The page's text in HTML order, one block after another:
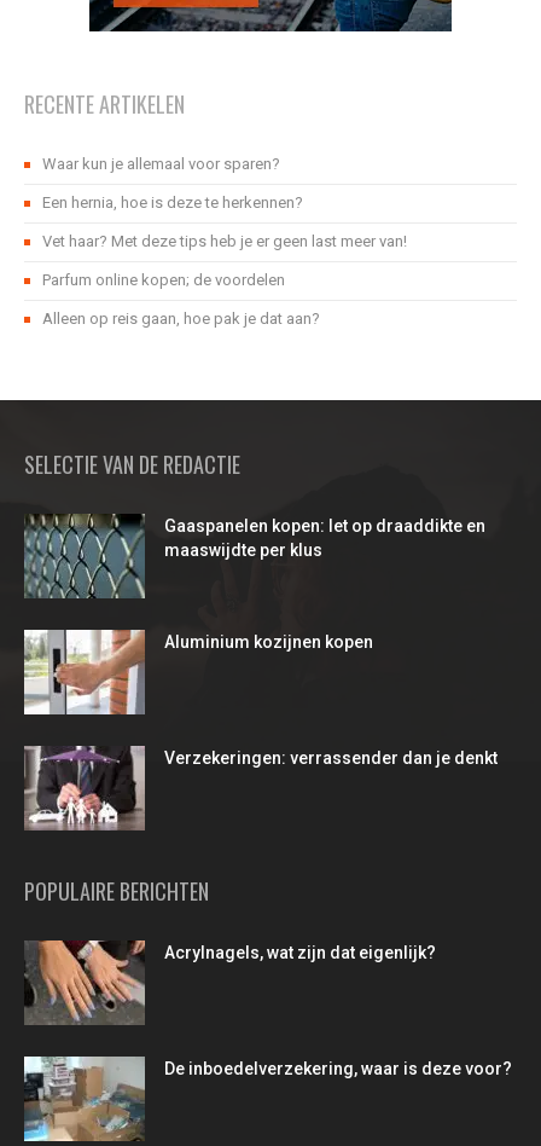
RECENTE ARTIKELEN
Waar kun je allemaal voor sparen?
Een hernia, hoe is deze te herkennen?
Vet haar? Met deze tips heb je er geen last meer van!
Parfum online kopen; de voordelen
Alleen op reis gaan, hoe pak je dat aan?
SELECTIE VAN DE REDACTIE
Gaaspanelen kopen: let op draaddikte en
maaswijdte per klus
Aluminium kozijnen kopen
Verzekeringen: verrassender dan je denkt
POPULAIRE BERICHTEN
Acrylnagels, wat zijn dat eigenlijk?
De inboedelverzekering, waar is deze voor?